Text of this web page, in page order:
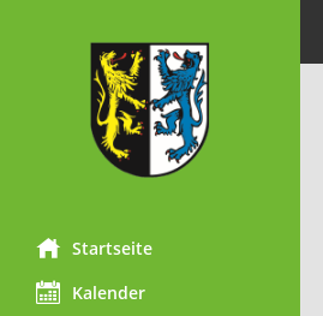
Startseite
Kalender